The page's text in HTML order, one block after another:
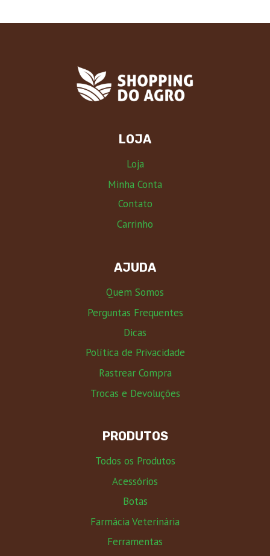
LOJA
Loja
Minha Conta
Contato
Carrinho
AJUDA
Quem Somos
Perguntas Frequentes
Dicas
Política de Privacidade
Rastrear Compra
Trocas e Devoluções
PRODUTOS
Todos os Produtos
Acessórios
Botas
Farmácia Veterinária
Ferramentas